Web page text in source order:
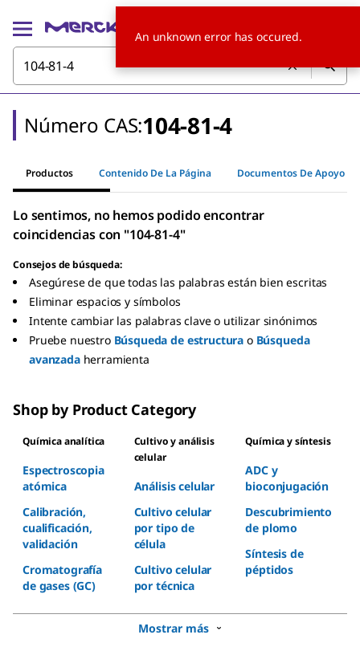
Número CAS:104-81-4
Productos Contenido De La Página Documentos De Apoyo
Lo sentimos, no hemos podido encontrar
coincidencias con "104-81-4"
Consejos de búsqueda:
Asegúrese de que todas las palabras están bien escritas
Eliminar espacios y símbolos
Intente cambiar las palabras clave o utilizar sinónimos
Pruebe nuestro Búsqueda de estructura o Búsqueda
avanzada herramienta
Shop by Product Category
Química analítica
Espectroscopia
atómica
Calibración,
cualificación,
validación
Cromatografía
de gases (GC)
Cultivo y análisis
celular
Análisis celular
Cultivo celular
por tipo de
célula
Cultivo celular
por técnica
Química y síntesis
ADC y
bioconjugación
Descubrimiento
de plomo
Síntesis de
péptidos
Mostrar más
An unknown error has occured.